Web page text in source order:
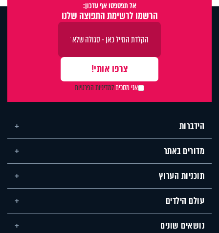
אל תפספסו אף עדכון:
הרשמו לרשימת התפוצה שלנו
אני מסכיםלמדיניות הפרטיות
הידברות
מדורים באתר
תוכניות הערוץ
עולם הילדים
נושאים שונים